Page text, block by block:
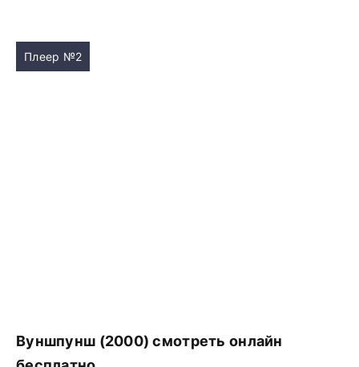
Плеер №2
Вуншпунш (2000) смотреть онлайн